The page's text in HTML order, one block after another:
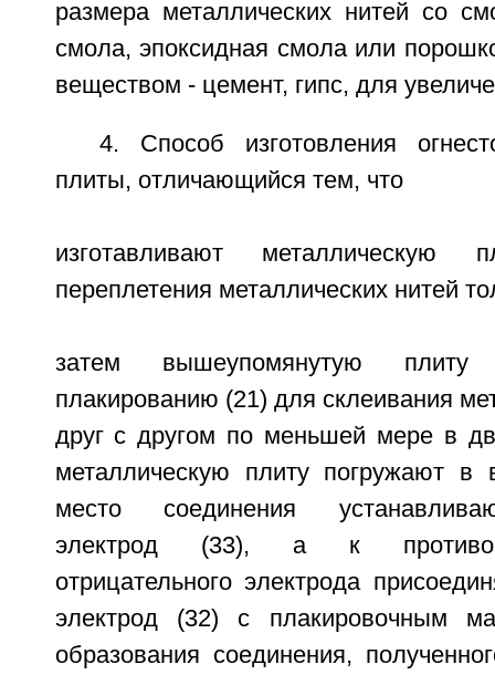
размера металлических нитей со
смола, эпоксидная смола или
веществом - цемент, гипс, для
4. Способ изготовления
плиты, отличающийся тем, что
изготавливают
переплетения металлических нитей
затем вышеупомянутую плиту
плакированию (21) для склеивания
друг с другом по меньшей мере в
металлическую плиту погружают в
место соединения
электрод (33), а к
отрицательного электрода
электрод (32) с плакировочным
образования соединения,